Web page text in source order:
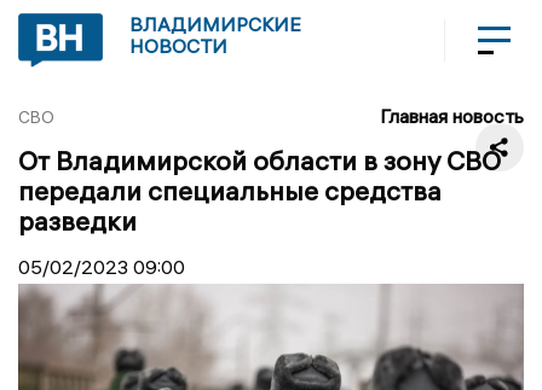
ВЛАДИМИРСКИЕ
НОВОСТИ
СВО Главная новость
От Владимирской области в зону СВО
передали специальные средства
разведки
05/02/2023 09:00